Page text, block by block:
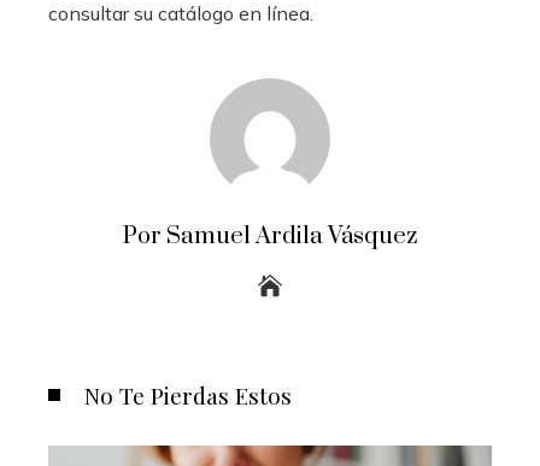
consultar su catálogo en línea.
Por Samuel Ardila Vásquez
No Te Pierdas Estos